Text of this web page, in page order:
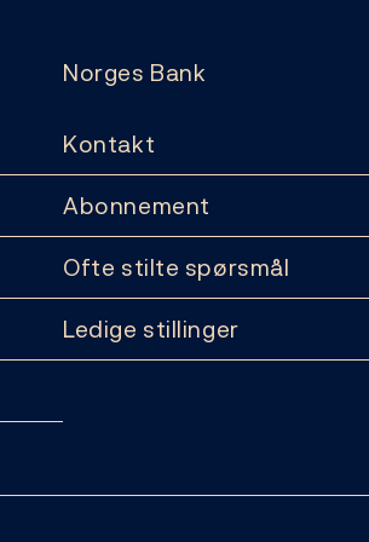
Norges Bank
Kontakt
Abonnement
Ofte stilte spørsmål
Ledige stillinger